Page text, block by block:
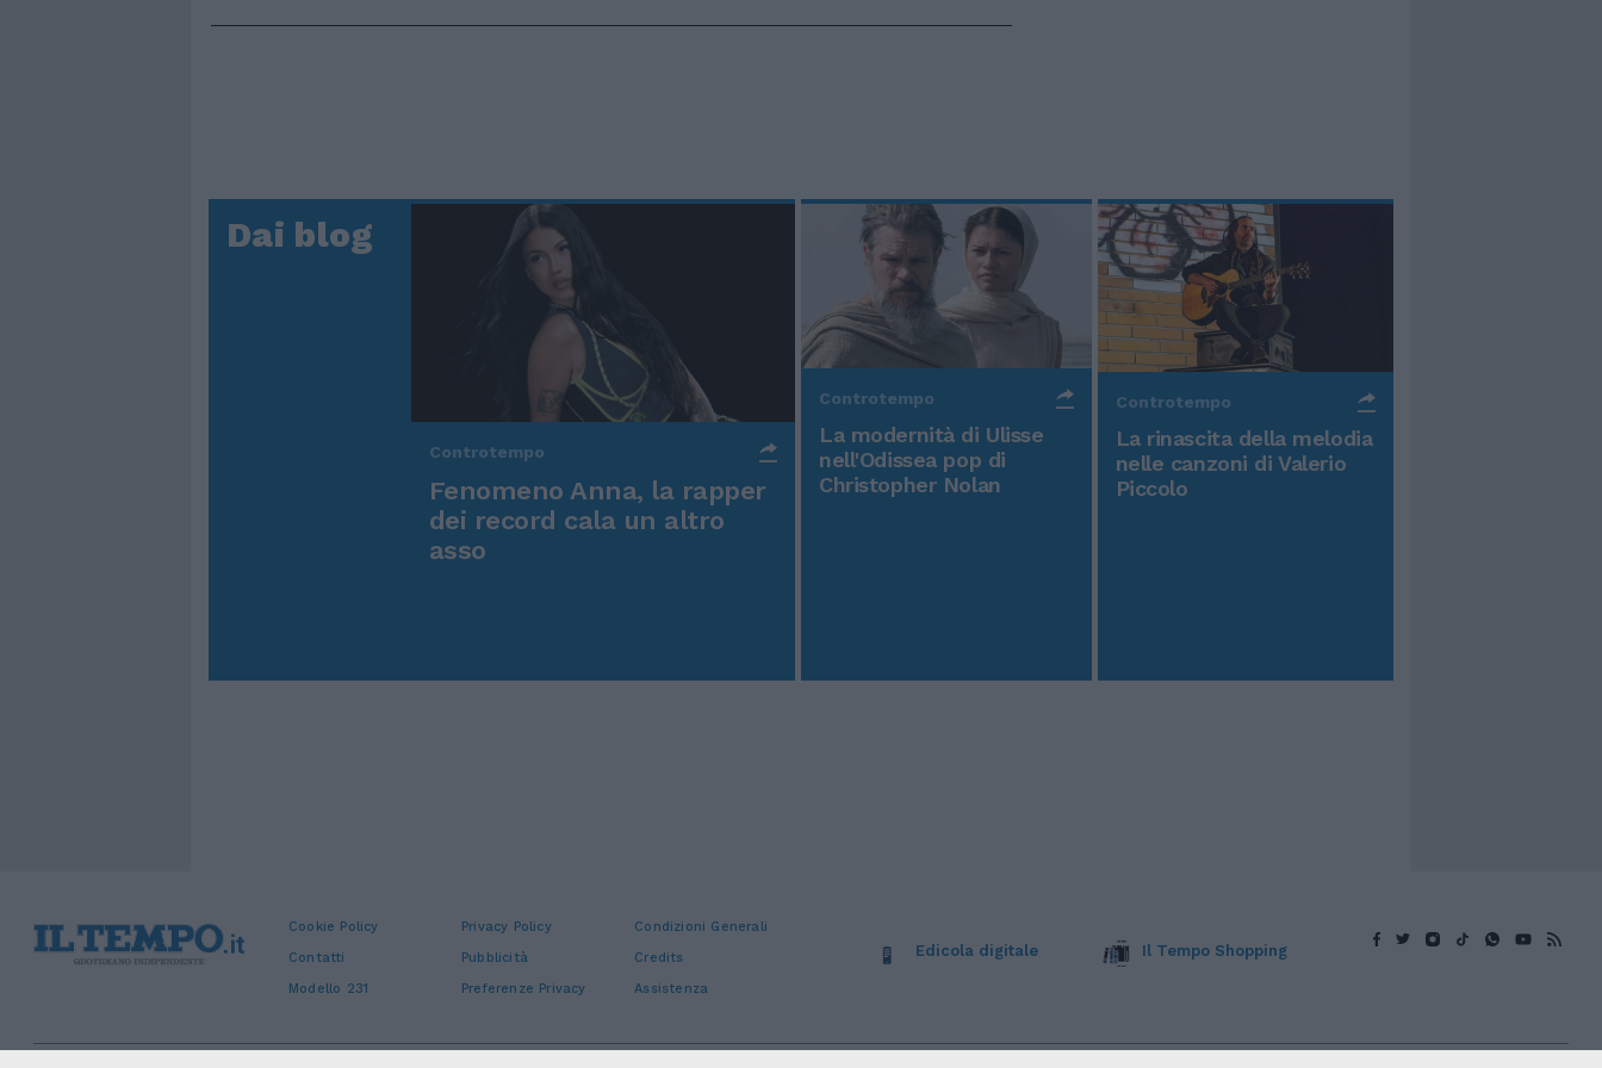
Dai blog
Controtempo
Fenomeno Anna, la rapper
dei record cala un altro
asso
Controtempo
La modernità di Ulisse
nell'Odissea pop di
Christopher Nolan
Controtempo
La rinascita della melodia
nelle canzoni di Valerio
Piccolo
Cookie Policy Privacy Policy
Condizioni Generali
Contatti
Pubblicità
Credits
Modello 231
Preferenze Privacy Assistenza
Edicola digitale Il Tempo Shopping